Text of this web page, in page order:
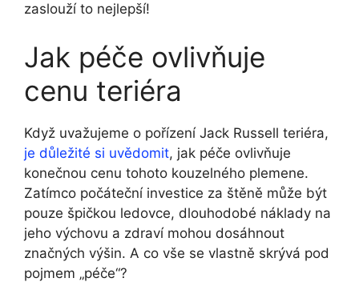
zaslouží to nejlepší!
Jak péče ovlivňuje
cenu teriéra
Když uvažujeme o pořízení Jack Russell teriéra,
je důležité si uvědomit, jak péče ovlivňuje
konečnou cenu tohoto kouzelného plemene.
Zatímco počáteční investice za štěně může být
pouze špičkou ledovce, dlouhodobé náklady na
jeho výchovu a zdraví mohou dosáhnout
značných výšin. A co vše se vlastně skrývá pod
pojmem „péče“?